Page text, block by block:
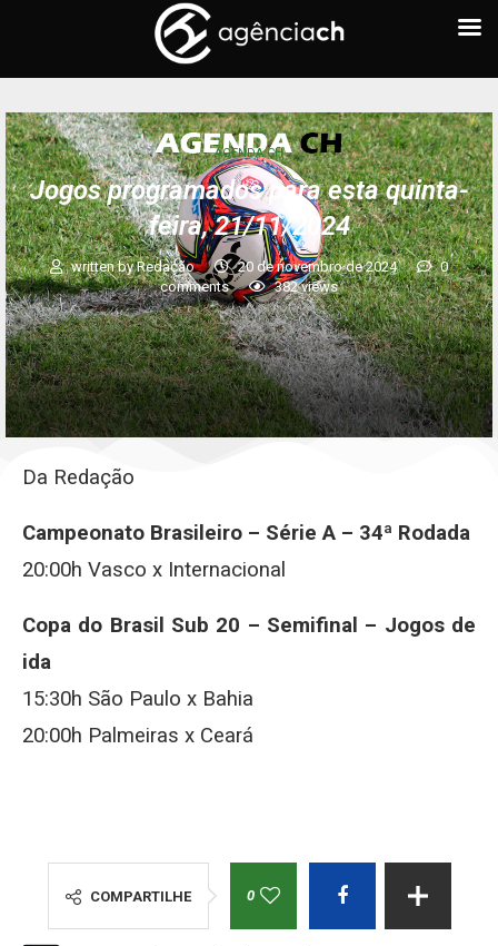
AGENDA CH
Jogos programados para esta quinta-
feira, 21/11/2024
written byRedação 20 de novembro de 2024
0
comments
382views
Da Redação
Campeonato Brasileiro – Série A – 34ª Rodada
20:00h Vasco x Internacional
Copa do Brasil Sub 20 – Semifinal – Jogos de
ida
15:30h São Paulo x Bahia
20:00h Palmeiras x Ceará
COMPARTILHE 0